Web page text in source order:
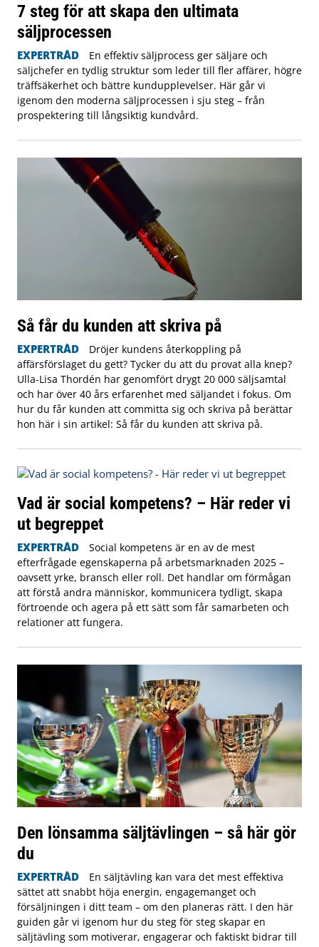
7 steg för att skapa den ultimata
säljprocessen
EXPERTRÅD
En effektiv säljprocess ger säljare och
säljchefer en tydlig struktur som leder till fler affärer, högre
träffsäkerhet och bättre kundupplevelser. Här går vi
igenom den moderna säljprocessen i sju steg – från
prospektering till långsiktig kundvård.
Så får du kunden att skriva på
EXPERTRÅD
Dröjer kundens återkoppling på
affärsförslaget du gett? Tycker du att du provat alla knep?
Ulla-Lisa Thordén har genomfört drygt 20 000 säljsamtal
och har över 40 års erfarenhet med säljandet i fokus. Om
hur du får kunden att committa sig och skriva på berättar
hon här i sin artikel: Så får du kunden att skriva på.
Vad är social kompetens? – Här reder vi
ut begreppet
EXPERTRÅD
Social kompetens är en av de mest
efterfrågade egenskaperna på arbetsmarknaden 2025 –
oavsett yrke, bransch eller roll. Det handlar om förmågan
att förstå andra människor, kommunicera tydligt, skapa
förtroende och agera på ett sätt som får samarbeten och
relationer att fungera.
Den lönsamma säljtävlingen – så här gör
du
EXPERTRÅD
En säljtävling kan vara det mest effektiva
sättet att snabbt höja energin, engagemanget och
försäljningen i ditt team – om den planeras rätt. I den här
guiden går vi igenom hur du steg för steg skapar en
säljtävling som motiverar, engagerar och faktiskt bidrar till